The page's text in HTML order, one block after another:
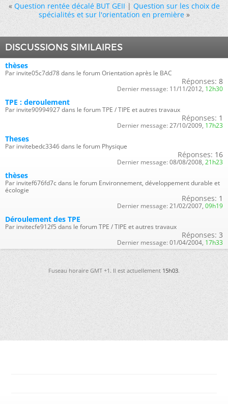
« Question rentée décalé BUT GEII|Question sur les choix de
spécialités et sur l'orientation en première »
DISCUSSIONS SIMILAIRES
thèses
Par invite05c7dd78 dans le forum Orientation après le BAC
Réponses: 8
Dernier message: 11/11/2012, 12h30
TPE : deroulement
Par invite90994927 dans le forum TPE / TIPE et autres travaux
Réponses: 1
Dernier message: 27/10/2009, 17h23
Theses
Par invitebedc3346 dans le forum Physique
Réponses: 16
Dernier message: 08/08/2008, 21h23
thèses
Par invitef676fd7c dans le forum Environnement, développement durable et
écologie
Réponses: 1
Dernier message: 21/02/2007, 09h19
Déroulement des TPE
Par invitecfe912f5 dans le forum TPE / TIPE et autres travaux
Réponses: 3
Dernier message: 01/04/2004, 17h33
Fuseau horaire GMT +1. Il est actuellement15h03.